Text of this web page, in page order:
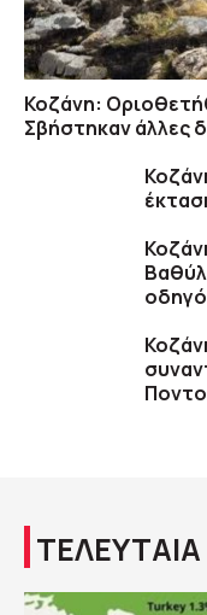
Κοζάνη:
Σβήστηκαν άλλες